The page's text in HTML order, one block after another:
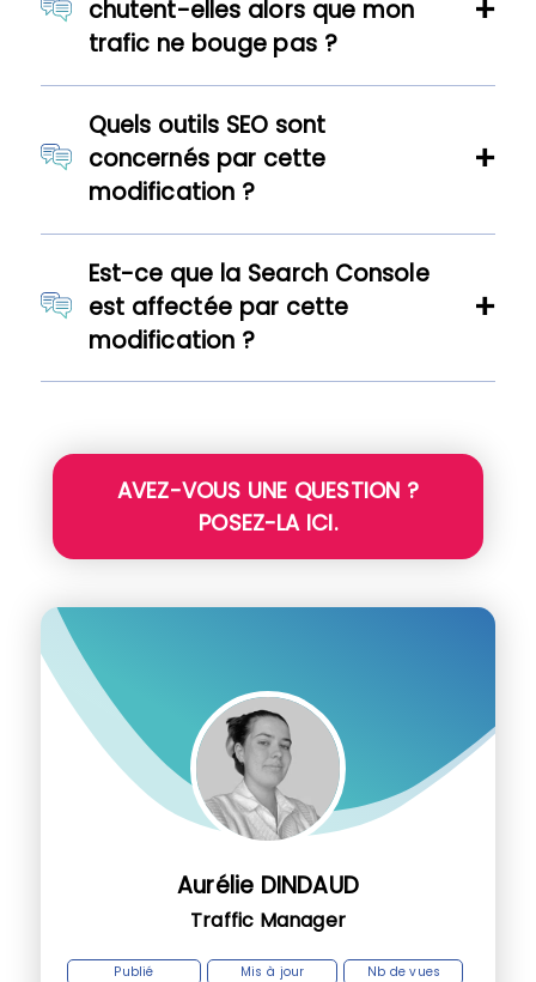
chutent-elles alors que mon
trafic ne bouge pas ?
Quels outils SEO sont
concernés par cette
modification ?
Est-ce que la Search Console
est affectée par cette
modification ?
AVEZ-VOUS UNE QUESTION ?
POSEZ-LA ICI.
Aurélie DINDAUD
Traffic Manager
Publié Mis à jour Nb de vues